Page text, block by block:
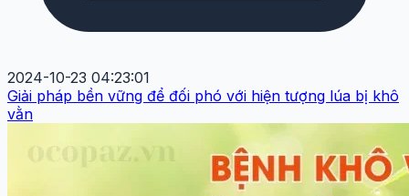
2024-10-23 04:23:01
Giải pháp bền vững để đối phó với hiện tượng lúa bị khô
vằn